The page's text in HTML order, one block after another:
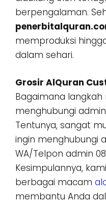
berpengalaman.
memproduksi
dalam sehari.
Grosir AlQuran
Bagaimana
menghubungi admin
Tentunya, sangat
ingin menghubungi
WA/Telpon admin
Kesimpulannya,
berbagai macam
membantu Anda